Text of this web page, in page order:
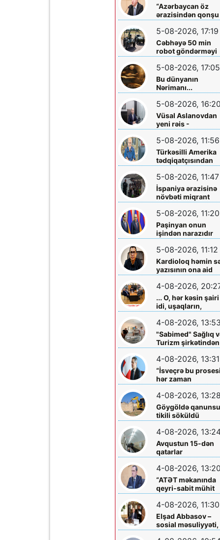
“Azərbaycan öz
ərazisindən qonşu
ölkəyə qarşı
olunmasına icazə
verməz”
5-08-2026, 17:19
Cəbhəyə 50 min
robot göndərməyi
planlaşdırırlar
5-08-2026, 17:05
Bu dünyanın
Nərimanı...
5-08-2026, 16:20
Vüsal Aslanovdan
yeni rəis -
Təyinatları
5-08-2026, 11:56
Türkəsilli Amerika
tədqiqatçısından
Talebinə -
Vardanyanla bağlı
çağırış
5-08-2026, 11:47
İspaniya ərazisinə
növbəti miqrant
axını gözlənilir?
5-08-2026, 11:20
Paşinyan onun
işindən narazıdır
5-08-2026, 11:12
Kardioloq həmin
yazısının ona aid
olmadığını -
Açıqladı
4-08-2026,
... O, hər kəsin şairi
idi, uşaqların,
gənclərin,
böyüklərin qəlbinə
yol tapan incə
söz sərrafı idi...
4-08-2026, 13:53
"Sabimed" Sağlıq
Turizm şirkətindən
növbəti xeyirxah
addım – Türkiyədə
müalicə alan
körpəyə hərtərəfli
dəstək
4-08-2026, 13:31
“İsveçrə bu prosesi
hər zaman
dəstəkləməyə
hazırdır”
4-08-2026, 13:28
Göygöldə
tikili söküldü
4-08-2026,
Avqustun 15-dən
qatarlar
“Nizami”-“28 May”
arasında
işləməyəcək
4-08-2026, 13:20
“ATƏT məkanında
qeyri-sabit mühit
hökm sürür”
4-08-2026, 11:30
Elşad Abbasov –
sosial məsuliyyəti,
xeyriyyəçiliyi və